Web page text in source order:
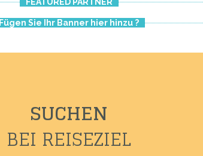
Fügen Sie Ihr Banner hier hinzu ?
SUCHEN
BEI REISEZIEL